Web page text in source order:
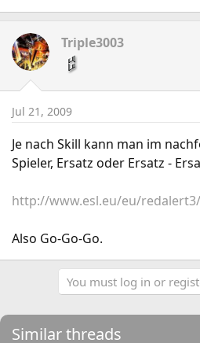
Triple3003
Jul 21, 2009
Je nach Skill kann man im
Spieler, Ersatz oder Ersatz -
http://www.esl.eu/eu/
Also Go-Go-Go.
You must log in or
Similar threads